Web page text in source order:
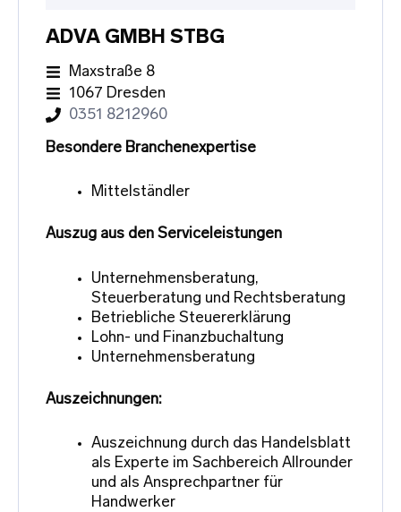
ADVA GMBH STBG
Maxstraße 8
1067 Dresden
0351 8212960
Besondere Branchenexpertise
Mittelständler
Auszug aus den Serviceleistungen
Unternehmensberatung,
Steuerberatung und Rechtsberatung
Betriebliche Steuererklärung
Lohn- und Finanzbuchaltung
Unternehmensberatung
Auszeichnungen:
Auszeichnung durch das Handelsblatt
als Experte im Sachbereich Allrounder
und als Ansprechpartner für
Handwerker